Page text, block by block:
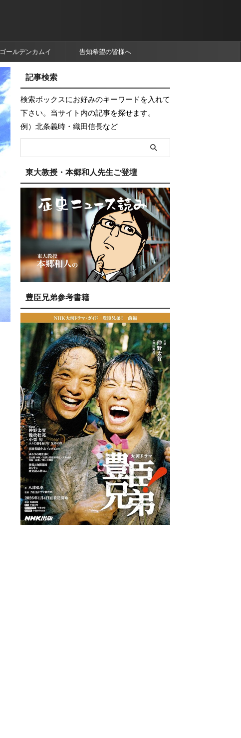
ゴールデンカムイ 告知希望の皆様へ
記事検索
検索ボックスにお好みのキーワードを入れて
下さい。当サイト内の記事を探せます。
例）北条義時・織田信長など
東大教授・本郷和人先生ご登壇
豊臣兄弟参考書籍